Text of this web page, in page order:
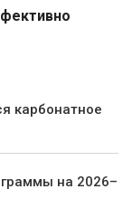
карбонатное
на 2026–